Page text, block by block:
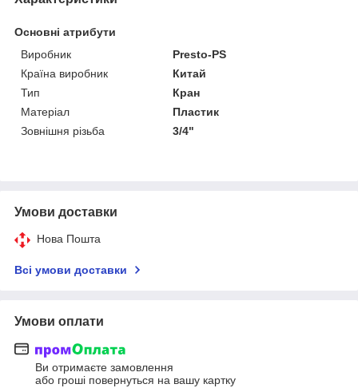
Основні атрибути
Виробник
Presto-PS
Країна виробник
Китай
Тип
Кран
Матеріал
Пластик
Зовнішня різьба
3/4"
Умови доставки
Нова Пошта
Всі умови доставки
Умови оплати
Ви отримаєте замовлення
або гроші повернуться на вашу картку